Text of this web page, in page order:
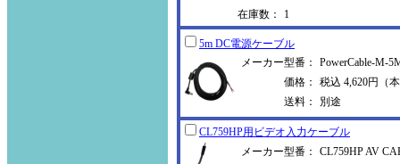
在庫数：
1
5m DC電源ケーブル
メーカー型番：
PowerCable-M-
価格：
税込 4,620円（
送料：
別途
CL759HP用ビデオ入力ケーブル
メーカー型番：
CL759HP AV